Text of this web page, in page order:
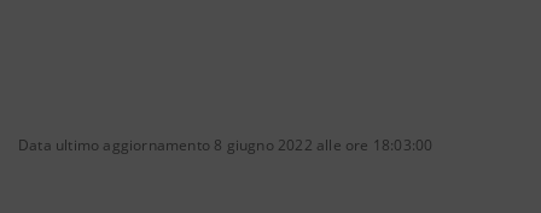
Data ultimo aggiornamento 8 giugno 2022 alle ore 18:03:00